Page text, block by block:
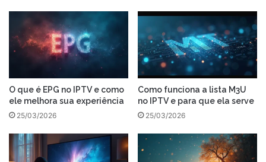
O que é EPG no IPTV e como
ele melhora sua experiência
25/03/2026
Como funciona a lista M3U
no IPTV e para que ela serve
25/03/2026